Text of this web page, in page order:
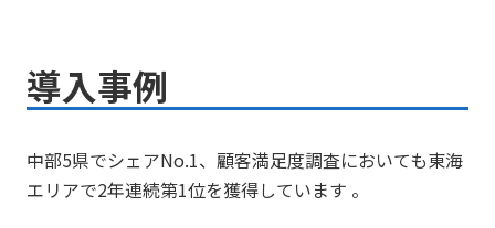
導入事例
中部5県でシェアNo.1、顧客満足度調査においても東海
エリアで2年連続第1位を獲得しています 。